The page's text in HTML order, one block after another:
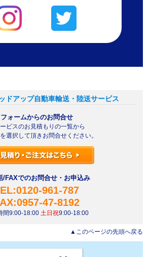
ドアップ自動車輸送・陸送サービス
フォームからのお問合せ
ビスのお見積もりの一覧から
選択して頂きお問合せください。
/FAXでのお問合せ・お申込み
961-787
47-8192
間9:00-18:00 土日祝9:00-18:00
▲このページの先頭へ戻る